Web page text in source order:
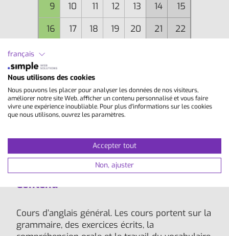
9 10 11 12 13 14
15
16
17 18 19 20 21
22
30
1 2
Date actuelle
Début du cours non adapté aux débutants
Contenu
Cours d’anglais général. Les cours portent sur la
grammaire, des exercices écrits, la
français
Nous utilisons des cookies
Nous pouvons les placer pour analyser les données de nos visiteurs,
améliorer notre site Web, afficher un contenu personnalisé et vous faire
vivre une expérience inoubliable. Pour plus d'informations sur les cookies
que nous utilisons, ouvrez les paramètres.
Accepter tout
Non, ajuster